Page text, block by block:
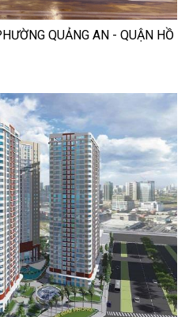
QUẢNG AN - QUẬN HỒ